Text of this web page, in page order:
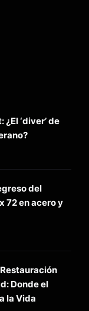
‘diver’ de
del
72 en acero y
Donde el
la Vida